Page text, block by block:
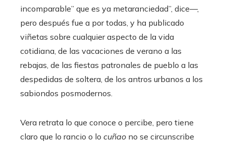
incomparable” que es ya metaranciedad”, dice—,
pero después fue a por todas, y ha publicado
viñetas sobre cualquier aspecto de la vida
cotidiana, de las vacaciones de verano a las
rebajas, de las fiestas patronales de pueblo a las
despedidas de soltera, de los antros urbanos a los
sabiondos posmodernos.
Vera retrata lo que conoce o percibe, pero tiene
claro que lo rancio o lo cuñao no se circunscribe